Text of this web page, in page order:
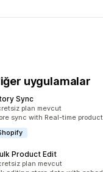
uygulamalar
Sync
plan mevcut
sync with Real-time
Product Edit
plan mevcut